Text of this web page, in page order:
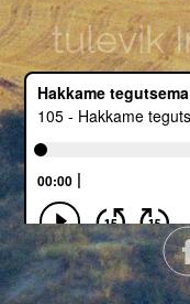
tulevik